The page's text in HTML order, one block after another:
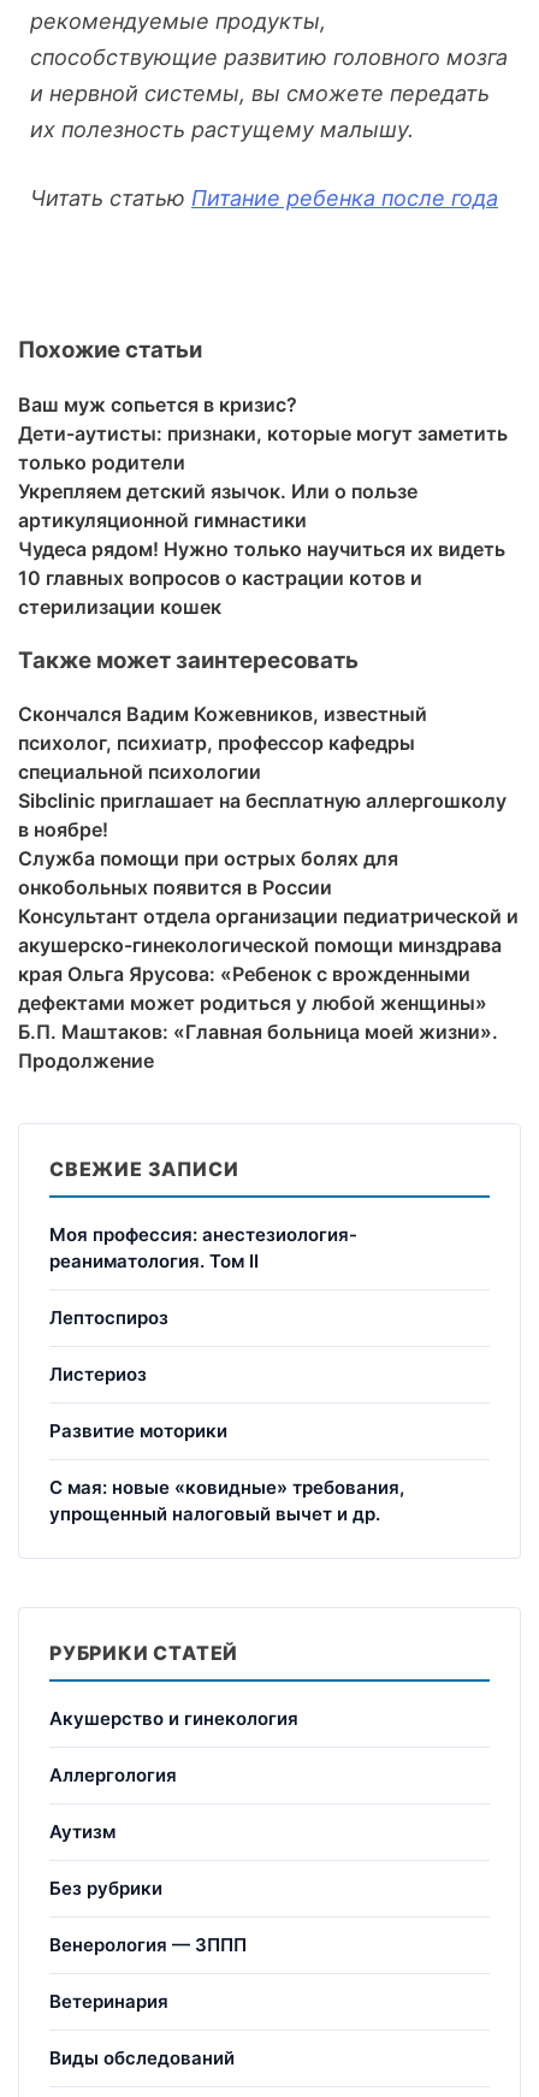
рекомендуемые продукты,
способствующие развитию головного мозга
и нервной системы, вы сможете передать
их полезность растущему малышу.
Читать статью Питание ребенка после года
Похожие статьи
Ваш муж сопьется в кризис?
Дети-аутисты: признаки, которые могут заметить
только родители
Укрепляем детский язычок. Или о пользе
артикуляционной гимнастики
Чудеса рядом! Нужно только научиться их видеть
10 главных вопросов о кастрации котов и
стерилизации кошек
Также может заинтересовать
Скончался Вадим Кожевников, известный
психолог, психиатр, профессор кафедры
специальной психологии
Sibclinic приглашает на бесплатную аллергошколу
в ноябре!
Служба помощи при острых болях для
онкобольных появится в России
Консультант отдела организации педиатрической и
акушерско-гинекологической помощи минздрава
края Ольга Ярусова: «Ребенок с врожденными
дефектами может родиться у любой женщины»
Б.П. Маштаков: «Главная больница моей жизни».
Продолжение
СВЕЖИЕ ЗАПИСИ
Моя профессия: анестезиология-
реаниматология. Том II
Лептоспироз
Листериоз
Развитие моторики
С мая: новые «ковидные» требования,
упрощенный налоговый вычет и др.
РУБРИКИ СТАТЕЙ
Акушерство и гинекология
Аллергология
Аутизм
Без рубрики
Венерология — ЗППП
Ветеринария
Виды обследований